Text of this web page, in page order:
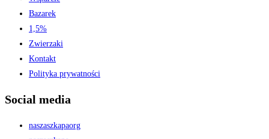
Bazarek
1,5%
Zwierzaki
Kontakt
Polityka prywatności
Social media
naszaszkapaorg